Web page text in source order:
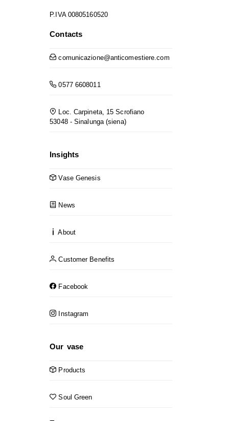
P.IVA 00805160520
Contacts
comunicazione@anticomestiere.com
0577 6608011
Loc. Carpineta, 15 Scrofiano
53048 - Sinalunga (siena)
Insights
Vase Genesis
News
About
Customer Benefits
Facebook
Instagram
Our vase
Products
Soul Green